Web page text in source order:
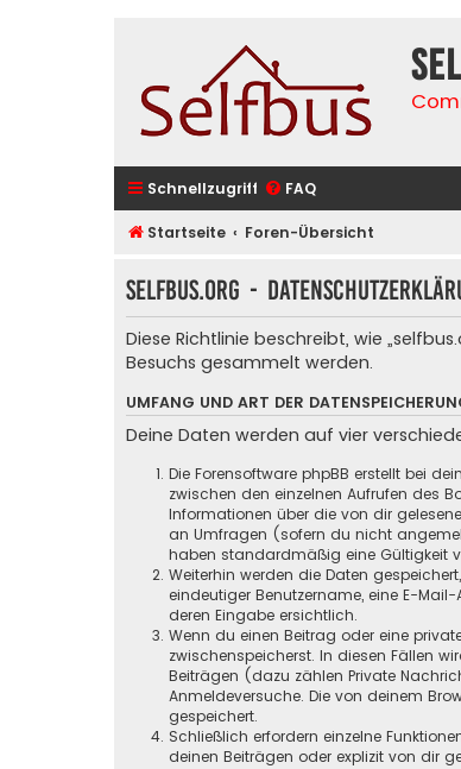
Schnellzugriff FAQ
Startseite Foren-Übersicht
selfbus.org -
Diese Richtlinie beschreibt, wie
Besuchs gesammelt werden.
UMFANG UND ART DER
Deine Daten werden auf vier
Die Forensoftware phpBB erstellt bei
zwischen den einzelnen Aufrufen des
Informationen über die von dir
an Umfragen (sofern du nicht
haben standardmäßig eine Gültigkeit
Weiterhin werden die Daten
eindeutiger Benutzername, eine E-
deren Eingabe ersichtlich.
Wenn du einen Beitrag oder eine
zwischenspeicherst. In diesen Fällen
Beiträgen (dazu zählen Private
Anmeldeversuche. Die von deinem
gespeichert.
Schließlich erfordern einzelne
deinen Beiträgen oder explizit von dir